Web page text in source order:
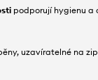
podporují hygienu a
uzavíratelné na